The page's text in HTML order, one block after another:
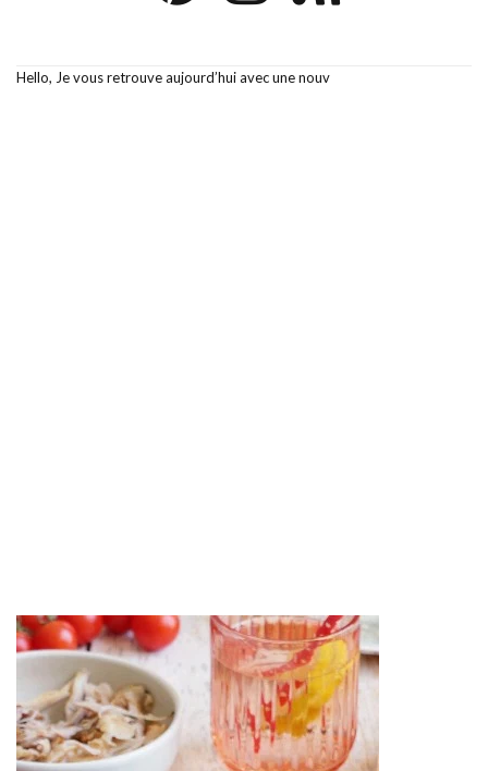
Hello, Je vous retrouve aujourd’hui avec une nouv